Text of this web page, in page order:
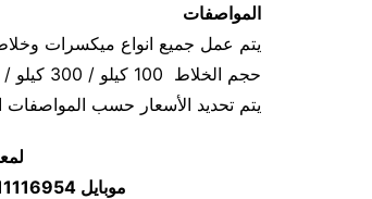
المواصفات
يتم عمل جميع انواع ميكسرات
حجم الخلاط 100 كيلو / 300 كيلو / 500 كيلو / 1000 كيلو
يتم تحديد الأسعار حسب المواصفات
موبايل 01211116954 – 01211116955 – 01211116956–01211116958